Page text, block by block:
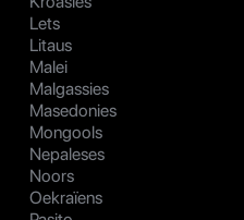
Lets
Litaus
Malei
Malgassies
Masedonies
Mongools
Nepaleses
Noors
Oekraïens